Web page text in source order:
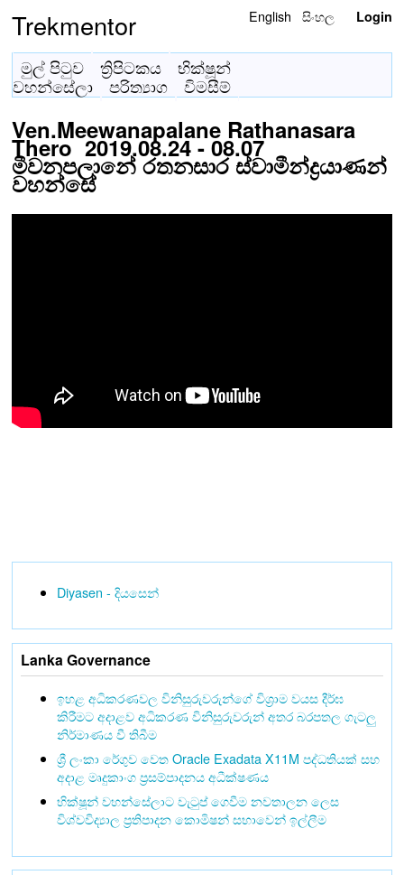
Trekmentor English සිංහල Login
මුල් පිටුව ත්‍රිපිටකය
භික්ෂූන්
වහන්සේලා
පරිත්‍යාග විමසීම්
Ven.Meewanapalane Rathanasara
Thero 2019.08.24 - 08.07
මීවනපලානේ රතනසාර ස්වාමීන්ද්‍රයාණන්
වහන්සේ
Diyasen - දියසෙන්
Lanka Governance
ඉහළ අධිකරණවල විනිසුරුවරුන්ගේ විශ්‍රාම වයස දීර්ඝ
කිරීමට අදාළව අධිකරණ විනිසුරුවරුන් අතර බරපතල ගැටලු
නිර්මාණය වී තිබීම
ශ්‍රී ලංකා රේගුව වෙත Oracle Exadata X11M පද්ධතියක් සහ
අදාළ මෘදුකාංග ප්‍රසම්පාදනය අධීක්ෂණය
භික්ෂූන් වහන්සේලාට වැටුප් ගෙවීම නවතාලන ලෙස
විශ්වවිද්‍යාල ප්‍රතිපාදන කොමිෂන් සභාවෙන් ඉල්ලීම